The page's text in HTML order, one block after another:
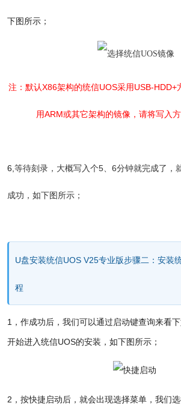
下图所示；
注：默认X86架构的统信UOS采用USB-HDD+
用ARM或其它架构的镜像，请将写入方
6,等待刻录，大概写入个5、6分钟就完成了，
成功，如下图所示；
U盘安装统信UOS V25专业版步骤二：安装
程
1，作成功后，我们可以通过启动键查询来看
开始进入统信UOS的安装，如下图所示；
2，按快捷启动后，就会出现选择菜单，我们